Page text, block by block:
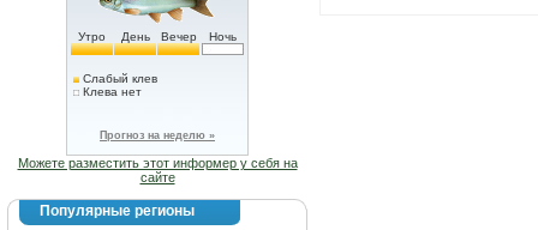
Утро День Вечер Ночь
Слабый клев
Клева нет
Прогноз на неделю »
Можете разместить этот информер у себя на
сайте
Популярные регионы